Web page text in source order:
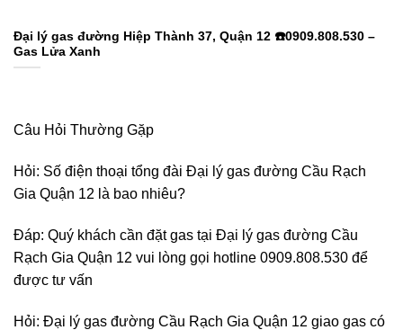
Đại lý gas đường Hiệp Thành 37, Quận 12 ☎️0909.808.530 –
Gas Lửa Xanh
Câu Hỏi Thường Gặp
Hỏi: Số điện thoại tổng đài Đại lý gas đường Cầu Rạch
Gia Quận 12 là bao nhiêu?
Đáp: Quý khách cần đặt gas tại Đại lý gas đường Cầu
Rạch Gia Quận 12 vui lòng gọi hotline 0909.808.530 để
được tư vấn
Hỏi: Đại lý gas đường Cầu Rạch Gia Quận 12 giao gas có